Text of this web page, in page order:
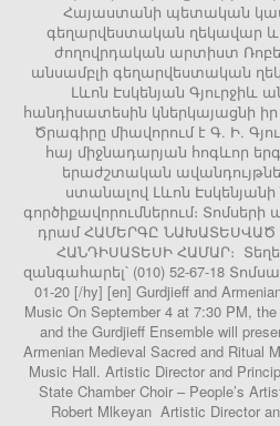
Հայաստանի պետական
գեղարվեստական ղեկավար և
ժողովրդական արտիստ
անսամբլի գեղարվեստական
Լևոն Էսկենյան Գյուրջիև
հանդիսատեսին կներկայացնի
Ծրագիրը միավորում է Գ. Ի.
հայ միջնադարյան հոգևոր
երաժշտական
ստանալով Լևոն
գործիքավորումներում։ Տոմսերի
դրամ ՀԱՄԵՐԳԸ ՆԱԽԱՏԵՍՎԱԾ
ՀԱՆԴԻՍԱՏԵՍԻ ՀԱՄԱՐ։
զանգահարել՝ (010) 52-67-18
01-20 [/hy] [en] Gurdjieff and
Music On September 4 at 7:30 PM,
and the Gurdjieff Ensemble will
Armenian Medieval Sacred and Ritual
Music Hall. Artistic Director and
State Chamber Choir – People’s
Robert Mlkeyan Artistic Director